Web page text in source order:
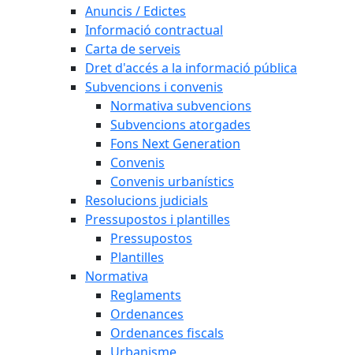
Anuncis / Edictes
Informació contractual
Carta de serveis
Dret d'accés a la informació pública
Subvencions i convenis
Normativa subvencions
Subvencions atorgades
Fons Next Generation
Convenis
Convenis urbanístics
Resolucions judicials
Pressupostos i plantilles
Pressupostos
Plantilles
Normativa
Reglaments
Ordenances
Ordenances fiscals